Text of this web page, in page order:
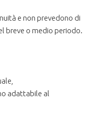
e non prevedono di
breve o medio periodo.
adattabile al